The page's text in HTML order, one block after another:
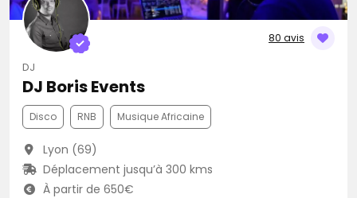
80 avis
DJ
DJ Boris Events
Disco RNB Musique Africaine
Lyon (69)
Déplacement jusqu’à 300 kms
À partir de 650€